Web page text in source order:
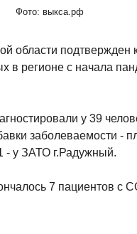
Фото: выкса.рф
области подтвержден
регионе с начала
у 39
заболеваемости -
- у ЗАТО г.Радужный.
7 пациентов с